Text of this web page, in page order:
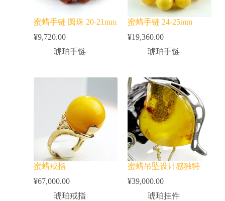
蜜蜡手链 圆珠 20-21mm
¥9,720.00
琥珀手链
蜜蜡手链 24-25mm
¥19,360.00
琥珀手链
蜜蜡戒指
¥67,000.00
琥珀戒指
蜜蜡吊坠设计感独特
¥39,000.00
琥珀挂件